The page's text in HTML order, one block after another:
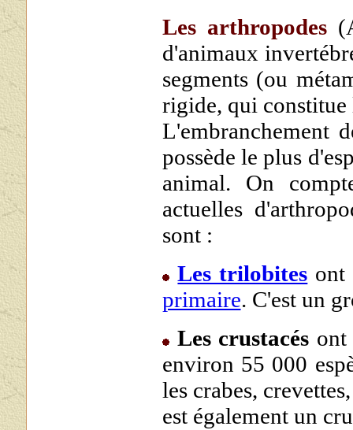
Les arthropodes
d'animaux
segments (ou
rigide, qui constitue
L'embranchement
possède le plus
animal. On
actuelles
sont :
Les trilobites ont
primaire. C'est un
Les crustacés ont
environ 55 000
les crabes,
est également un